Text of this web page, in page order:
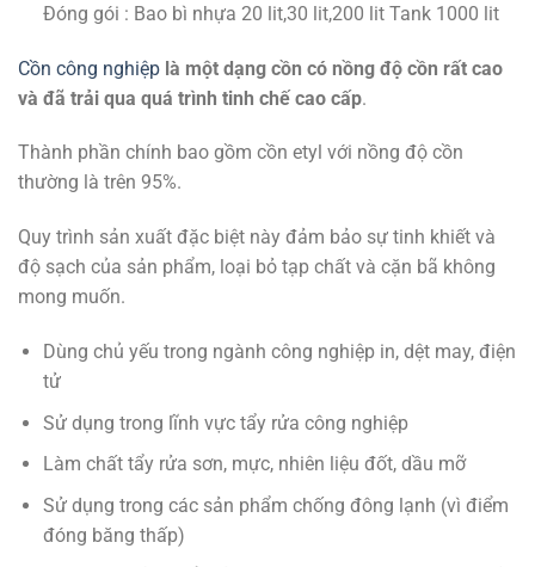
Đóng gói : Bao bì nhựa 20 lit,30 lit,200 lit Tank 1000 lit
Cồn công nghiệp là một dạng cồn có nồng độ cồn rất cao
và đã trải qua quá trình tinh chế cao cấp.
Thành phần chính bao gồm cồn etyl với nồng độ cồn
thường là trên 95%.
Quy trình sản xuất đặc biệt này đảm bảo sự tinh khiết và
độ sạch của sản phẩm, loại bỏ tạp chất và cặn bã không
mong muốn.
Dùng chủ yếu trong ngành công nghiệp in, dệt may, điện
tử
Sử dụng trong lĩnh vực tẩy rửa công nghiệp
Làm chất tẩy rửa sơn, mực, nhiên liệu đốt, dầu mỡ
Sử dụng trong các sản phẩm chống đông lạnh (vì điểm
đóng băng thấp)